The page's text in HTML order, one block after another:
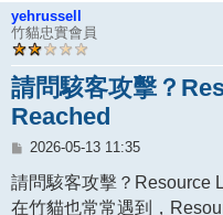
yehrussell
竹貓忠實會員
請問駭客攻擊？
Reached
文
2026-05-13 11:35
請問駭客攻擊？Resource
在竹貓也常常遇到，